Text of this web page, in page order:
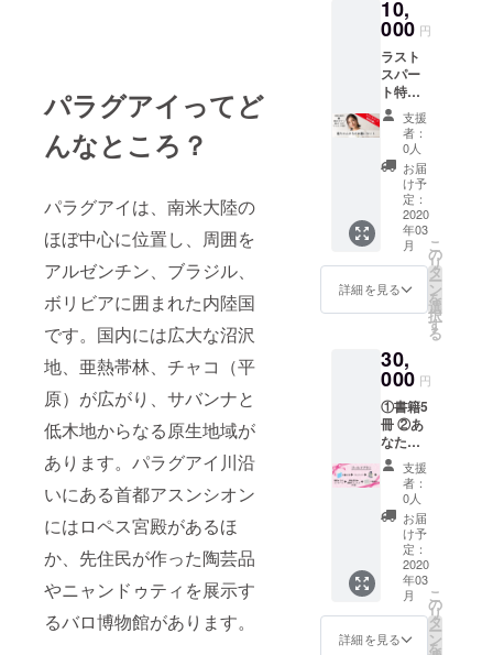
パラグアイってど
んなところ？
パラグアイは、南米大陸の
ほぼ中心に位置し、周囲を
アルゼンチン、ブラジル、
ボリビアに囲まれた内陸国
です。国内には広大な沼沢
地、亜熱帯林、チャコ（平
原）が広がり、サバンナと
低木地からなる原生地域が
あります。パラグアイ川沿
いにある首都アスンシオン
にはロペス宮殿があるほ
か、先住民が作った陶芸品
やニャンドゥティを展示す
るバロ博物館があります。
す。 備
考欄に
以下ご
記入く
ださ
い。 ・
ニャン
ドゥ
ティの
ご希望
の色
（赤
系、青
系、黄
系、グ
ション
系、ま
せ） ・
ピアス
or イヤ
リング
金属ア
レル
ギーの
方に
は、シ
リコン
製ノン
ホール
ピアス
も対応
いたし
・金具
※全ての
写真に
ちゃん
直筆の
お礼
メッ
セージ
を書い
て発送
いたし
ます。
色をリ
ターン
のオプ
ション
よりお
選びく
ださ
い。 ④
著者か
らの
メッ
セージ
⑤弊社
既刊
本 直
筆サイ
ン入り3
・おお
ぐいお
じさん
・チー
ズの島
と15ひ
きのネ
ズミ ・
ゼロか
ら学ぶ
プログ
ラミン
グ入門
・貴和
製作所
んたん
メッ
セージ
④ペン
ダント
・ニャ
ンドゥ
ティの
色や柄
はご指
定でき
ません
・金具
色は
ゴール
ドのみ
になり
ます ・
アジャ
スター
・ニャ
ンドゥ
ティの
サイズ
は
4.4cm~
5cm程
度にな
ります
・スワ
ロフス
キー・
クリス
タル
パーツ
10,
000 円
ラスト
スパー
ト特別
緊急企
画！！
「ゴー
ルドプ
ラン」
「プラ
チナプ
ラン」
「ラン
ディン
グペー
ジ作成
プラ
外のリ
ターン
の中か
ら最大3
つまで
お選び
いただ
けま
す！ 備
考欄に
希望の
リター
ンのプ
ラン名
を最大3
つまで
ご記入
支援
者：
0人
お届
け予
定：
2020
年03
月
詳細を見る
こ
の
リ
タ
ー
ン
を
選
択
す
る
30,
000 円
①書籍5
冊 ②あ
なたの
お名前
を掲載
※ご支援
の際に
必ず備
考欄に
ご希望
のお名
前をご
記入く
ださ
支援
者：
0人
お届
け予
定：
2020
年03
月
詳細を見る
こ
の
リ
タ
ー
ン
を